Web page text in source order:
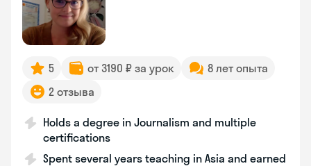
5 от 3190 ₽ за урок
8 лет опыта
2 отзыва
Holds a degree in Journalism and multiple
certifications
Spent several years teaching in Asia and earned